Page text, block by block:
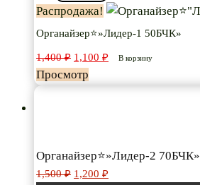
Органайзер⭐"Лидер-1
Распродажа!
Органайзер⭐»Лидер-1 50БЧК»
1,400₽ Первоначальная
цена
составляла
1,400 ₽.
1,100 ₽цена:В корзину
Просмотр
Органайзер⭐»Лидер-2 70БЧК»
1,500₽ Первоначальная
цена
1,200 ₽цена: